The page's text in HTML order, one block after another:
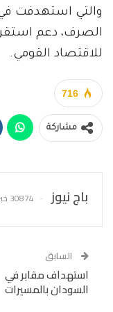
والتي استهدفت
الصرف، دعم
للاقتصاد القومي.
716
مشاركة
باج نيوز 30874 خبر
السابق
استهداف مقابر في
السودان بالمسيرات